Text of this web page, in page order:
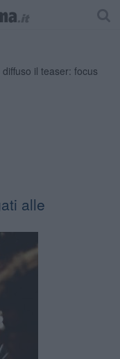
alle